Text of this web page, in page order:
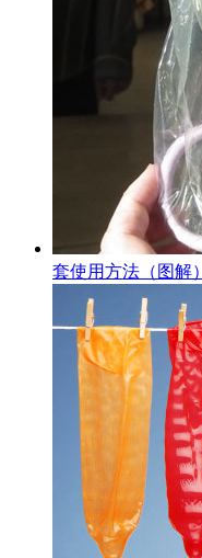
套使用方法（图解）